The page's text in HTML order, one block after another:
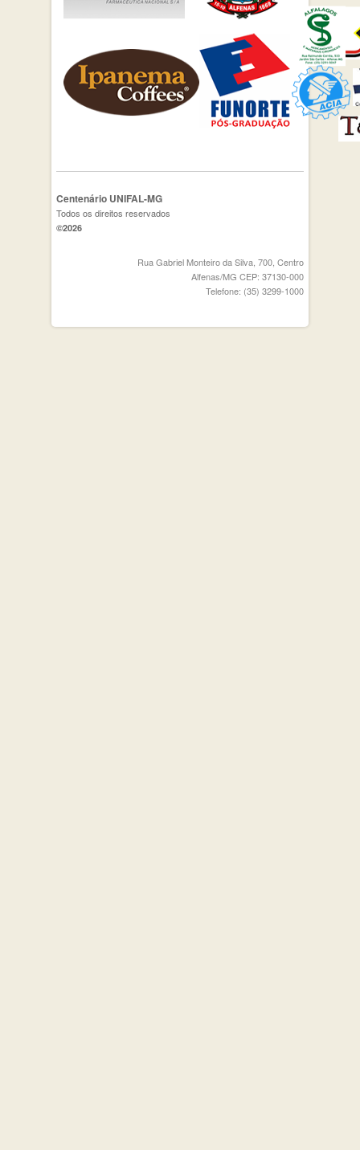
Centenário UNIFAL-MG
Todos os direitos reservados
©2026
Rua Gabriel Monteiro da Silva, 700, Centro
Alfenas/MG CEP: 37130-000
Telefone: (35) 3299-1000